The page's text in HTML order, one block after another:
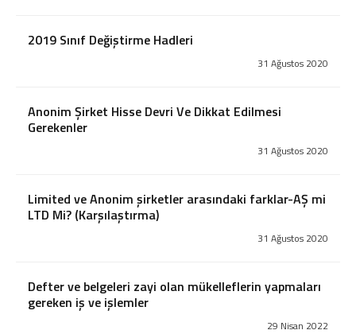
2024 - Sirküler
2021 - Sirküler
2020 - Sirküler
2016 - Sirküler
2015 - Sirküler
İşe Başlama-Bırakma
Oranlar
2019 Sınıf Değiştirme Hadleri
31 Ağustos 2020
Anonim Şirket Hisse Devri Ve Dikkat Edilmesi
Gerekenler
31 Ağustos 2020
Limited ve Anonim şirketler arasındaki farklar-AŞ mi
LTD Mi? (Karşılaştırma)
31 Ağustos 2020
Defter ve belgeleri zayi olan mükelleflerin yapmaları
gereken iş ve işlemler
29 Nisan 2022